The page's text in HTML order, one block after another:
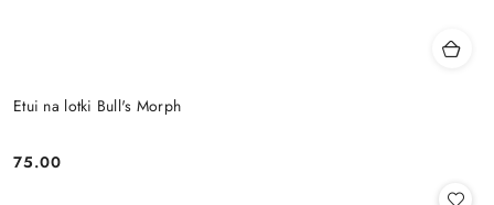
Etui na lotki Bull's Morph
Cena:
75.00